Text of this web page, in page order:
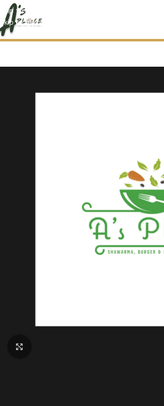
Skip to navigation
Skip to main content